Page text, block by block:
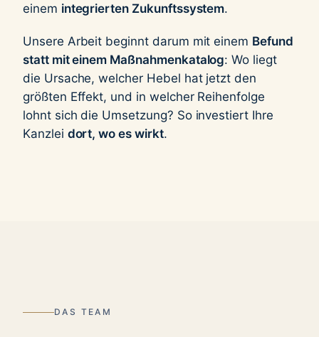
einem integrierten Zukunftssystem.
Unsere Arbeit beginnt darum mit einem Befund
statt mit einem Maßnahmenkatalog: Wo liegt
die Ursache, welcher Hebel hat jetzt den
größten Effekt, und in welcher Reihenfolge
lohnt sich die Umsetzung? So investiert Ihre
Kanzlei dort, wo es wirkt.
DAS TEAM